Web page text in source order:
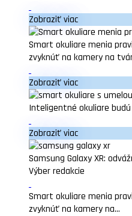
Zobraziť viac
Smart okuliare menia
zvyknúť na kamery na
Zobraziť viac
Inteligentné okuliare
Zobraziť viac
Samsung Galaxy XR:
Výber redakcie
Smart okuliare menia
zvyknúť na kamery na...